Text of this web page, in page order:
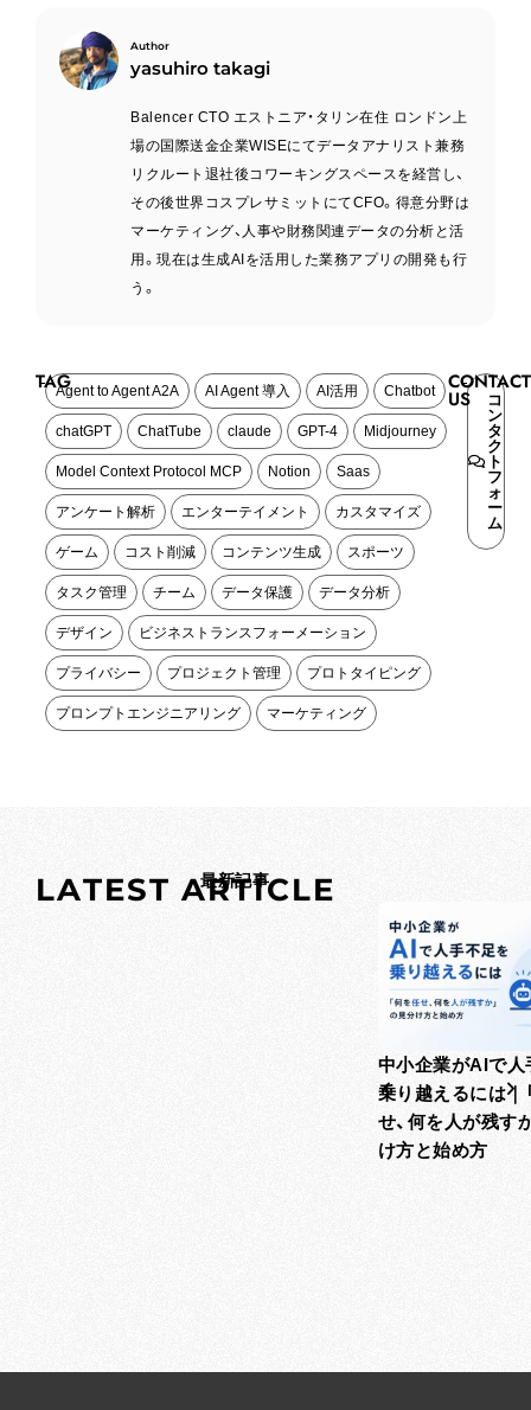
TAGAgent to Agent A2A AI Agent 導入 AI活用 Chatbot
chatGPT ChatTube claude GPT-4 Midjourney
Model Context Protocol MCP Notion Saas
アンケート解析 エンターテイメント カスタマイズ
ゲーム コスト削減 コンテンツ生成 スポーツ
タスク管理 チーム データ保護 データ分析
デザイン ビジネストランスフォーメーション
プライバシー プロジェクト管理 プロトタイピング
プロンプトエンジニアリング マーケティング
CONTACT
US
コ
ン
タ
ク
ト
フ
ォ
ー
ム
yasuhiro takagi
Balencer CTO エストニア・タリン在住 ロンドン上
場の国際送金企業WISEにてデータアナリスト兼務
リクルート退社後コワーキングスペースを経営し、
その後世界コスプレサミットにてCFO。得意分野は
マーケティング、人事や財務関連データの分析と活
用。現在は生成AIを活用した業務アプリの開発も行
う。
LATEST ARTICLE
最新記事
中小企業がAIで人
乗り越えるには｜
せ、何を人が残す
け方と始め方